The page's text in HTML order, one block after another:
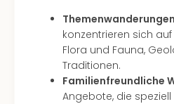
Themenwanderungen
konzentrieren sich
Flora und Fauna,
Traditionen.
Familienfreundliche
Angebote, die